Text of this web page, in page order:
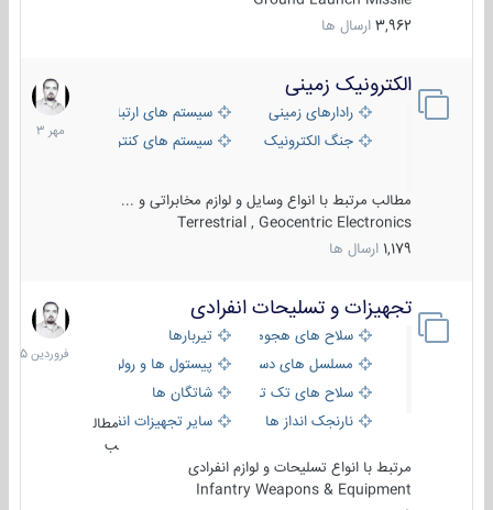
3,962 ارسال ها
الکترونیک زمینی
رادارهای زمینی
سیستم های ارتباطی و جمع آوری
جنگ الکترونیک
سیستم های کنترل آتش و تجهیزات
مطالب مرتبط با انواع وسایل و لوازم مخابراتی و ...
Terrestrial , Geocentric Electronics
1,179 ارسال ها
1
مهر
1403
تجهیزات و تسلیحات انفرادی
سلاح های هجومی
تیربارها
مسلسل های دستی
پیستول ها و رولورها
سلاح های تک تیر اندازیشاتگان ها
نارنجک انداز ها
سایر تجهیزات انفرادی
مطال
ب
مرتبط با انواع تسلیحات و لوازم انفرادی
Infantry Weapons & Equipment
17
فروردین
1405